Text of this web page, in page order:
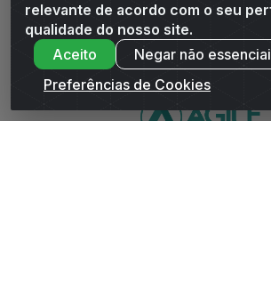
relevante de acordo com o seu
qualidade do nosso site.
Aceito
Negar não
Preferências de Cookies
Andrade Distribuidor - ROD AL 110, n°
Arapiraca/AL - CEP 57319-300 - CNPJ